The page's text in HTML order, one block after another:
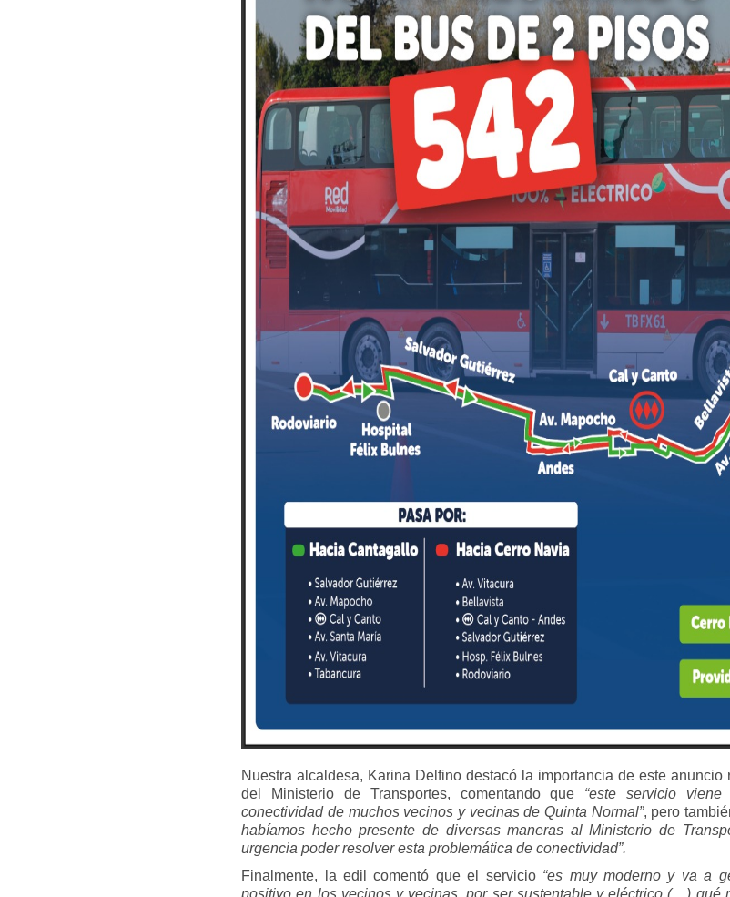
Nuestra alcaldesa, Karina Delfino destacó la importancia de este anuncio
del Ministerio de Transportes, comentando que “este servicio
conectividad de muchos vecinos y vecinas de Quinta Normal”, pero
habíamos hecho presente de diversas maneras al Ministerio de
urgencia poder resolver esta problemática de conectividad”.
Finalmente, la edil comentó que el servicio “es muy moderno y va a